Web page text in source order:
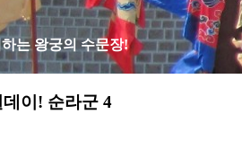
는 왕궁의 수문장!
이! 순라군 4